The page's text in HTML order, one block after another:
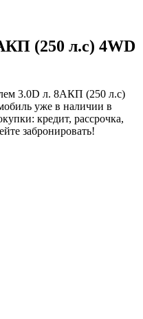
(250 л.с) 4WD
3.0D л. 8AКП (250 л.с)
уже в наличии в
кредит, рассрочка,
забронировать!